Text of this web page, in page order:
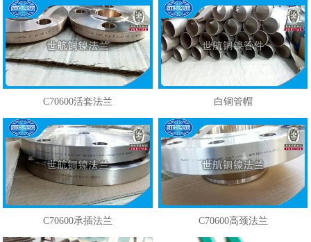
C70600活套法兰 白铜管帽
C70600承插法兰 C70600高颈法兰